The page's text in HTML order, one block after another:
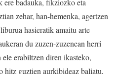
badauka, fikziozko eta
zehar, han-hemenka, agertzen
hasieratik amaitu arte
du zuzen-zuzenean herri
erabiltzen diren ikasteko,
hitz guztien aurkibideaz baliatu,